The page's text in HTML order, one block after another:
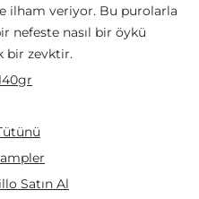
ilham veriyor. Bu purolarla
nefeste nasıl bir öykü
bir zevktir.
Satın Al